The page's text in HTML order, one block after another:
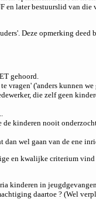
en later bestuurslid van
Deze opmerking
gehoord.
vragen' ('anders kunnen
die zelf geen
kinderen nooit
wel gaan van de ene
en kwalijke criterium
kinderen in
daartoe ? (Wel